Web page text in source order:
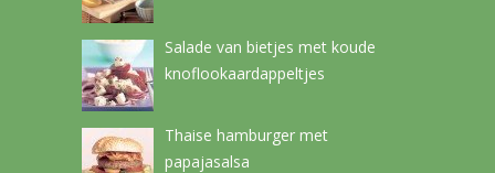
Salade van bietjes met koude
knoflookaardappeltjes
Thaise hamburger met
papajasalsa